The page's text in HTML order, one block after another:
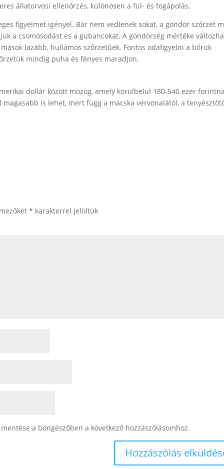
állatorvosi ellenőrzés, különösen a fül- és fogápolás.
figyelmet igényel. Bár nem vedlenek sokat, a göndör szőrzet
a csomósodást és a gubancokat. A göndörség mértéke
lazább, hullámos szőrzetűek. Fontos odafigyelni a bőrük
mindig puha és fényes maradjon.
dollár között mozog, amely körülbelül 180-540 ezer
is lehet, mert függ a macska vérvonalától, a
* karakterrel jelöltük
a böngészőben a következő hozzászólásomhoz.